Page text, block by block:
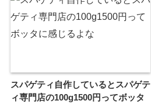
スパゲティ自作しているとスパゲテ
ィ専門店の100g1500円ってボッタ